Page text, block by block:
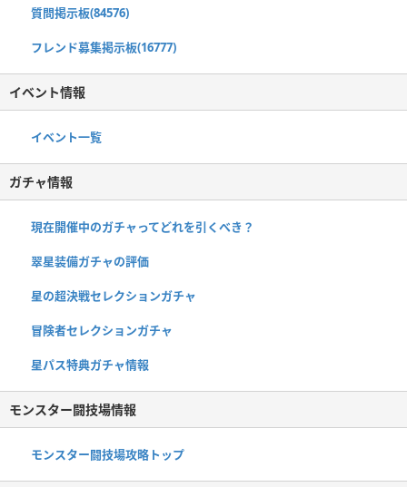
質問掲示板(84576)
フレンド募集掲示板(16777)
イベント情報
イベント一覧
ガチャ情報
現在開催中のガチャってどれを引くべき？
翠星装備ガチャの評価
星の超決戦セレクションガチャ
冒険者セレクションガチャ
星パス特典ガチャ情報
モンスター闘技場情報
モンスター闘技場攻略トップ